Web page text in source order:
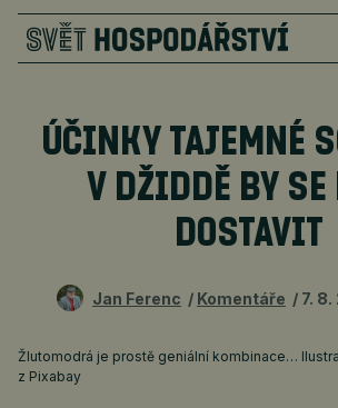
ÚČINKY TAJEMNÉ
V DŽIDDĚ BY SE
DOSTAVIT
Jan Ferenc Komentáře 7. 8.
Žlutomodrá je prostě geniální kombinace…
z Pixabay